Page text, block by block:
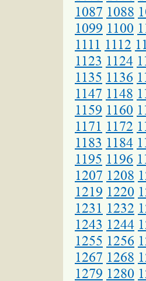
1087 1088
1099 1100
1111 1112
1123 1124
1135 1136
1147 1148
1159 1160
1171 1172
1183 1184
1195 1196
1207 1208
1219 1220
1231 1232
1243 1244
1255 1256
1267 1268
1279 1280